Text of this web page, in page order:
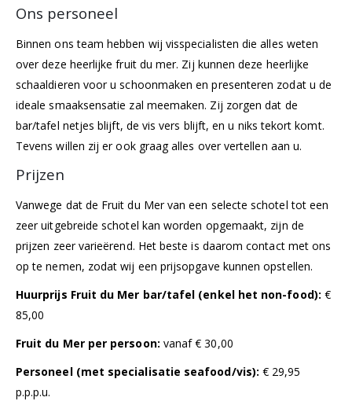
Ons personeel
Binnen ons team hebben wij visspecialisten die alles weten
over deze heerlijke fruit du mer. Zij kunnen deze heerlijke
schaaldieren voor u schoonmaken en presenteren zodat u de
ideale smaaksensatie zal meemaken. Zij zorgen dat de
bar/tafel netjes blijft, de vis vers blijft, en u niks tekort komt.
Tevens willen zij er ook graag alles over vertellen aan u.
Prijzen
Vanwege dat de Fruit du Mer van een selecte schotel tot een
zeer uitgebreide schotel kan worden opgemaakt, zijn de
prijzen zeer varieërend. Het beste is daarom contact met ons
op te nemen, zodat wij een prijsopgave kunnen opstellen.
Huurprijs Fruit du Mer bar/tafel (enkel het non-food): €
85,00
Fruit du Mer per persoon: vanaf € 30,00
Personeel (met specialisatie seafood/vis): € 29,95
p.p.p.u.